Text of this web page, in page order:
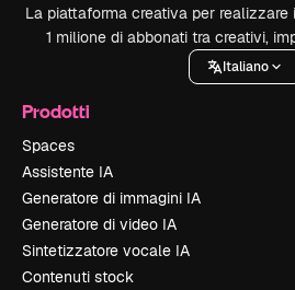
La piattaforma creativa per
1 milione di abbonati tra creativi,
Italiano
Prodotti
Spaces
Assistente IA
Generatore di immagini IA
Generatore di video IA
Sintetizzatore vocale IA
Contenuti stock